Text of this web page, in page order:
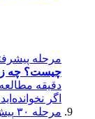
مرحله
چیست؟ چه
دقیقه مطالعه
اگر
مرحله ۳۰